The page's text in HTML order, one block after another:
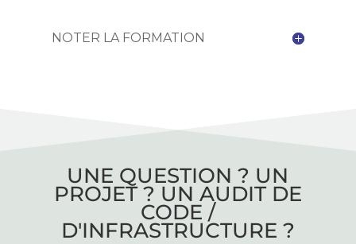
NOTER LA FORMATION
UNE QUESTION ? UN
PROJET ? UN AUDIT DE
CODE /
D'INFRASTRUCTURE ?